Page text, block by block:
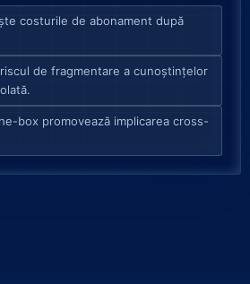
costurile de abonament după
de fragmentare a cunoștințelor
box promovează implicarea cross-